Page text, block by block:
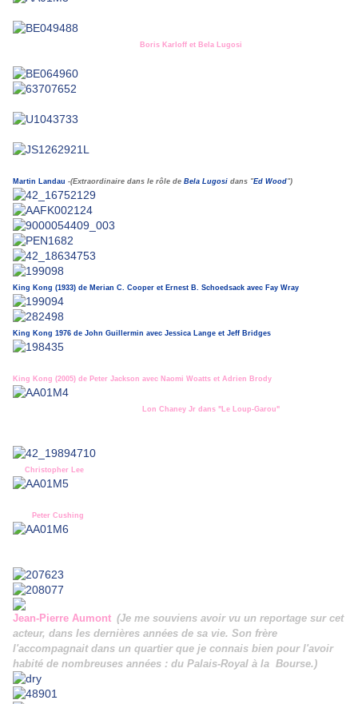
Boris Karloff et Bela Lugosi
Martin Landau -(Extraordinaire dans le rôle de Bela Lugosi dans "Ed Wood")
King Kong (1933) de Merian C. Cooper et Ernest B. Schoedsack avec Fay Wray
King Kong 1976 de John Guillermin avec Jessica Lange et Jeff Bridges
King Kong (2005) de Peter Jackson avec Naomi Woatts et Adrien Brody
Lon Chaney Jr dans "Le Loup-Garou"
Christopher Lee
Peter Cushing
Jean-Pierre Aumont (Je me souviens avoir vu un reportage sur cet
acteur, dans les dernières années de sa vie. Son frère
l'accompagnait dans un quartier que je connais bien pour l'avoir
habité de nombreuses années : du Palais-Royal à la Bourse.)